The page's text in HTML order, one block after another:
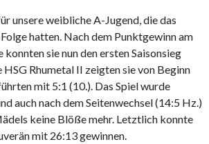
unsere weibliche A-Jugend, die das
hatten. Nach dem Punktgewinn am
sie nun den ersten Saisonsieg
HSG Rhumetal II zeigten sie von Beginn
mit 5:1 (10.). Das Spiel wurde
auch nach dem Seitenwechsel (14:5 Hz.)
keine Blöße mehr. Letztlich konnte
mit 26:13 gewinnen.